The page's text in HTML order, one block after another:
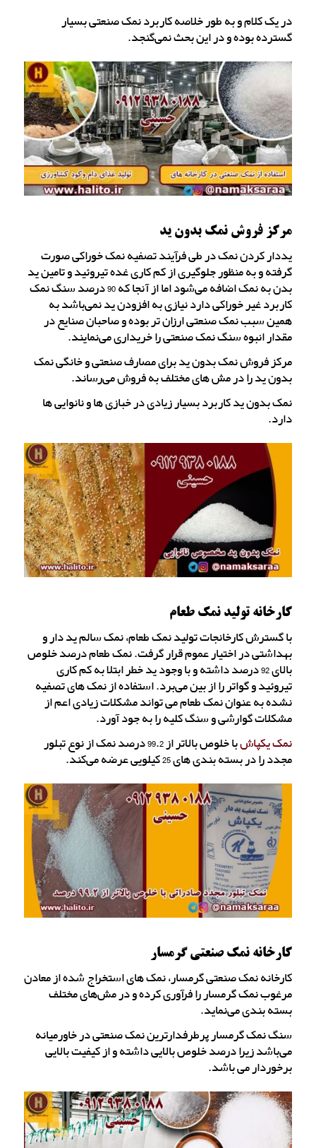
در یک کلام و به طور خلاصه کاربرد نمک صنعتی بسیار
گسترده بوده و در این بحث نمی‌گنجد.
مرکز فروش نمک بدون ید
یددار کردن نمک در طی فرآیند تصفیه نمک خوراکی صورت
گرفته و به منظور جلوگیری از کم کاری غده تیروئید و تامین ید
بدن به نمک اضافه می‌شود اما از آنجا که 90 درصد سنگ نمک
کاربرد غیر خوراکی دارد نیازی به افزودن ید نمی‌باشد به
همین سبب نمک صنعتی ارزان تر بوده و صاحبان صنایع در
مقدار انبوه سنگ نمک صنعتی را خریداری می‌نمایند.
مرکز فروش نمک بدون ید برای مصارف صنعتی و خانگی نمک
بدون ید را در مش های مختلف به فروش می‌رساند.
نمک بدون ید کاربرد بسیار زیادی در خبازی ها و نانوایی ها
دارد.
کارخانه تولید نمک طعام
با گسترش کارخانجات تولید نمک طعام، نمک سالم ید دار و
بهداشتی در اختیار عموم قرار گرفت. نمک طعام درصد خلوص
بالای 92 درصد داشته و با وجود ید خطر ابتلا به کم کاری
تیروئید و گواتر را از بین می‌برد. استفاده از نمک های تصفیه
نشده به عنوان نمک طعام می تواند مشکلات زیادی اعم از
مشکلات گوارشی و سنگ کلیه را به جود آورد.
نمک یکپاش
با خلوص بالاتر از 99.2 درصد نمک از نوع تبلور
مجدد را در بسته بندی های 25 کیلویی عرضه می‌کند.
کارخانه نمک صنعتی گرمسار
کارخانه نمک صنعتی گرمسار، نمک های استخراج شده از معادن
مرغوب نمک گرمسار را فرآوری کرده و در مش‌های مختلف
بسته بندی می‌نماید.
سنگ نمک گرمسار پرطرفدارترین نمک صنعتی در خاورمیانه
می‌باشد زیرا درصد خلوص بالایی داشته و از کیفیت بالایی
برخوردار می باشد.